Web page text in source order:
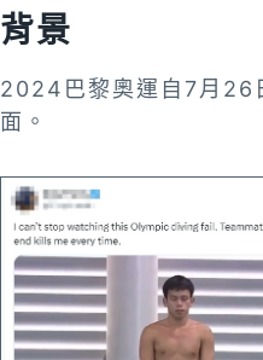
背景
2024巴黎奧運自7月26
面。